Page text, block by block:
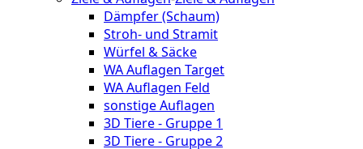
Dämpfer (Schaum)
Stroh- und Stramit
Würfel & Säcke
WA Auflagen Target
WA Auflagen Feld
sonstige Auflagen
3D Tiere - Gruppe 1
3D Tiere - Gruppe 2